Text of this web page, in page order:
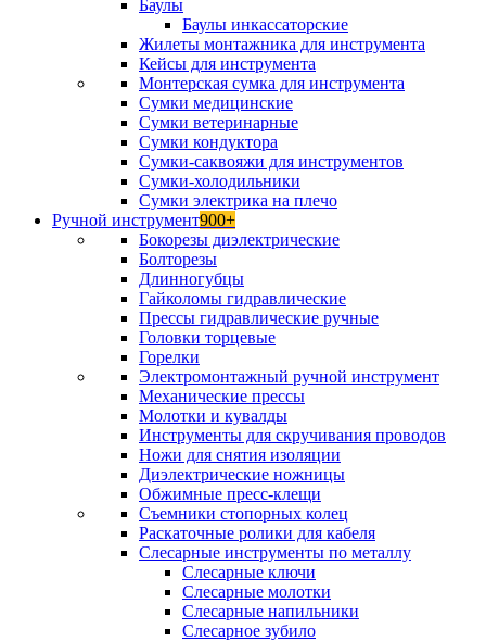
Баулы
Баулы инкассаторские
Жилеты монтажника для инструмента
Кейсы для инструмента
Монтерская сумка для инструмента
Сумки медицинские
Сумки ветеринарные
Сумки кондуктора
Сумки-саквояжи для инструментов
Сумки-холодильники
Сумки электрика на плечо
Ручной инструмент900+
Бокорезы диэлектрические
Болторезы
Длинногубцы
Гайколомы гидравлические
Прессы гидравлические ручные
Головки торцевые
Горелки
Электромонтажный ручной инструмент
Механические прессы
Молотки и кувалды
Инструменты для скручивания проводов
Ножи для снятия изоляции
Диэлектрические ножницы
Обжимные пресс-клещи
Съемники стопорных колец
Раскаточные ролики для кабеля
Слесарные инструменты по металлу
Слесарные ключи
Слесарные молотки
Слесарные напильники
Слесарное зубило